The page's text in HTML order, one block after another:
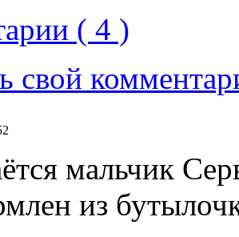
( 4 )
свой
мальчик
из